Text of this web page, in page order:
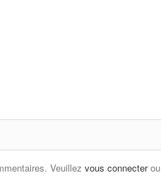
Veuillez vous connecterou